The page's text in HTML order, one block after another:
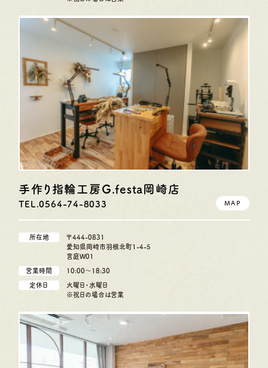
手作り指輪工房G.festa岡崎店
TEL.0564-74-8033 MAP
所在地
〒444-0831
愛知県岡崎市羽根北町1-4-5
言庭W01
営業時間 10:00〜18:30
定休日
火曜日・水曜日
※祝日の場合は営業